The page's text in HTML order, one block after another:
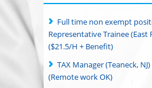
Full time non exempt
Representative Trainee (East
($21.5/H + Benefit)
TAX Manager (Teaneck,
(Remote work OK)